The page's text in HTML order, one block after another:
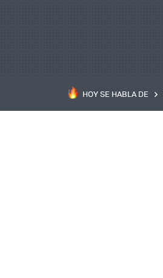
HOY SE HABLA DE